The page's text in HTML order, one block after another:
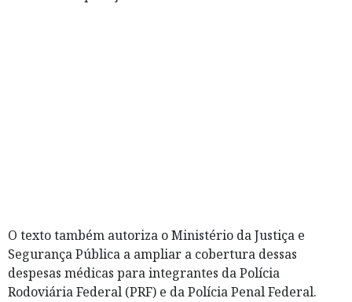
O texto também autoriza o Ministério da Justiça e
Segurança Pública a ampliar a cobertura dessas
despesas médicas para integrantes da Polícia
Rodoviária Federal (PRF) e da Polícia Penal Federal.